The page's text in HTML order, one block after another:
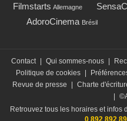
Filmstarts Allemagne
AdoroCinema Brésil
Contact | Qui sommes-nous |
Politique de cookies |
Revue de presse
| Charte
|
Retrouvez tous les horaires et infos
0 892 892